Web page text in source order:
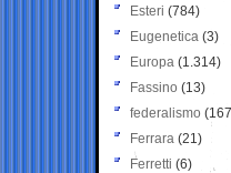
Esteri (784)
Eugenetica (3)
Europa (1.314)
Fassino (13)
federalismo
Ferrara (21)
Ferretti (6)